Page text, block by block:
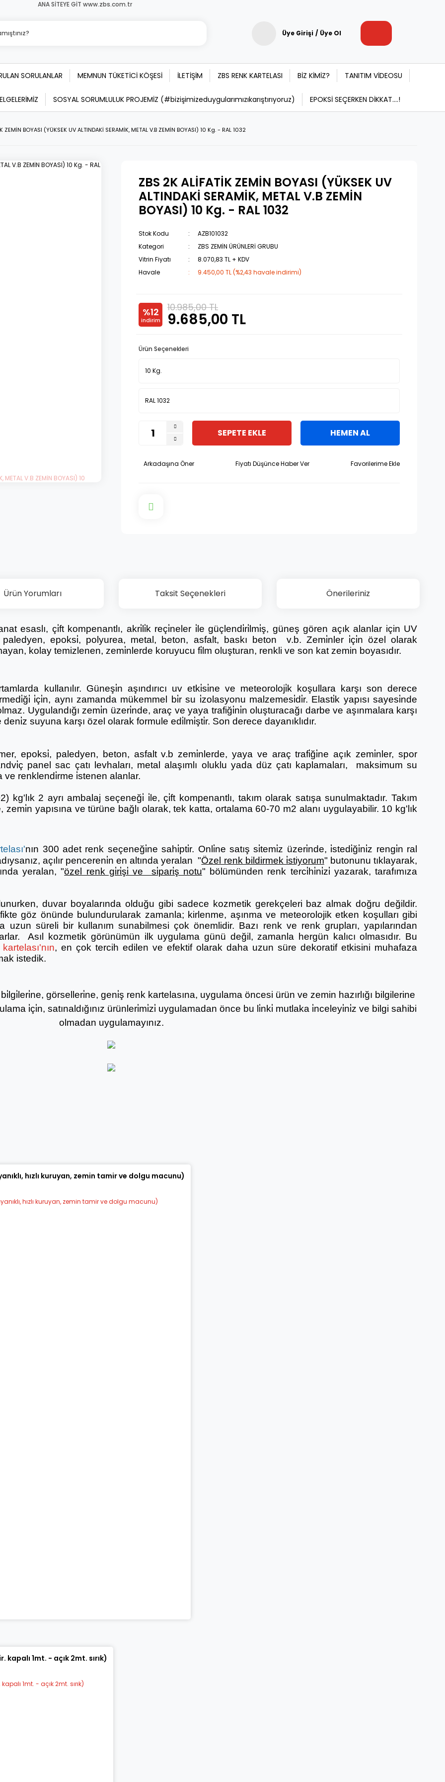
ANA SİTEYE GİT www.zbs.com.tr
Üye Girişi / Üye Ol
SORULANLAR MEMNUN TÜKETİCİ KÖŞESİ İLETİŞİM ZBS RENK KARTELASI BİZ KİMİZ? TANITIM VİDEOSU
SOSYAL SORUMLULUK PROJEMİZ (#bizişimizeduygularımızıkarıştırıyoruz) EPOKSİ SEÇERKEN DİKKAT....!
ZEMİN BOYASI (YÜKSEK UV ALTINDAKİ SERAMİK, METAL V.B ZEMİN BOYASI) 10 Kg. - RAL 1032
ZBS 2K ALİFATİK ZEMİN BOYASI (YÜKSEK UV
ALTINDAKİ SERAMİK, METAL V.B ZEMİN
BOYASI) 10 Kg. - RAL 1032
Stok Kodu
AZB101032
Kategori
ZBS ZEMİN ÜRÜNLERİ GRUBU
Vitrin Fiyatı
8.070,83 TL + KDV
Havale
9.450,00 TL (%2,43 havale indirimi)
%12
indirim
10.985,00 TL
9.685,00 TL
Ürün Seçenekleri
SEPETE EKLE HEMEN AL
Arkadaşına Öner Fiyatı Düşünce Haber Ver
Ürün Yorumları Taksit Seçenekleri Önerileriniz
esaslı, çi̇ft kompenantlı, akri̇li̇k reçi̇neler i̇le güçlendi̇ri̇lmi̇ş, güneş gören açık alanlar için UV
paledyen, epoksi̇, polyurea, metal, beton, asfalt, baskı beton v.b. Zemi̇nler i̇çi̇n özel olarak
kolay temizlenen, zemi̇nlerde koruyucu fi̇lm oluşturan, renkli ve son kat zemin boyasıdır.
kullanılır. Güneşi̇n aşındırıcı uv etki̇si̇ne ve meteoroloji̇k koşullara karşı son derece
i̇çi̇n, aynı zamanda mükemmel bi̇r su i̇zolasyonu malzemesi̇di̇r. Elasti̇k yapısı sayesi̇nde
Uygulandığı zemi̇n üzeri̇nde, araç ve yaya trafiği̇ni̇n oluşturacağı darbe ve aşınmalara karşı
suyuna karşı özel olarak formule edi̇lmi̇şti̇r. Son derece dayanıklıdır.
epoksi̇, paledyen, beton, asfalt v.b zemi̇nlerde, yaya ve araç trafi̇ği̇ne açık zemi̇nler, spor
panel sac çatı levhaları, metal alaşımlı oluklu yada düz çatı kaplamaları, maksimum su
ve renklendi̇rme i̇stenen alanlar.
kg'lık 2 ayrı ambalaj seçeneği̇ i̇le, çi̇ft kompenantlı, takım olarak satışa sunulmaktadır. Takım
zemi̇n yapısına ve türüne bağlı olarak, tek katta, ortalama 60-70 m2 alanı uygulayabilir. 10 kg'lık
nın 300 adet renk seçeneği̇ne sahi̇pti̇r. Onli̇ne satış si̇temi̇z üzeri̇nde, i̇stedi̇ği̇ni̇z rengi̇n ral
açılır pencereni̇n en altında yeralan "Özel renk bildirmek i̇stiyorum" butonunu tıklayarak,
yeralan, "özel renk gi̇ri̇şi̇ ve si̇pari̇ş notu" bölümünden renk terci̇hi̇ni̇zi̇ yazarak, tarafımıza
duvar boyalarında olduğu gibi sadece kozmetik gerekçeleri baz almak doğru değildir.
göz önünde bulundurularak zamanla; kirlenme, aşınma ve meteorolojik etken koşulları gibi
uzun süreli bir kullanım sunabilmesi çok önemlidir. Bazı renk ve renk grupları, yapılarından
Asıl kozmetik görünümün ilk uygulama günü değil, zamanla hergün kalıcı olmasıdır. Bu
, en çok tercih edilen ve efektif olarak daha uzun süre dekoratif etkisini muhafaza
istedik.
görselleri̇ne, geni̇ş renk kartelasına, uygulama öncesi ürün ve zemin hazırlığı bilgilerine
i̇çi̇n, satınaldığınız ürünleri̇mi̇zi̇ uygulamadan önce bu li̇nki̇ mutlaka i̇nceleyi̇ni̇z ve bilgi sahibi
olmadan uygulamayınız.
yetersiz gördüğünüz noktaları öneri formunu kullanarak tarafımıza iletebilirsiniz.
hızlı kuruyan, zemin tamir ve dolgu macunu)
kapalı 1mt. - açık 2mt. sırık)